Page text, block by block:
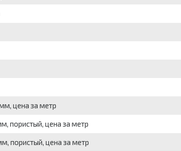
цена за метр
пористый, цена за метр
пористый, цена за метр